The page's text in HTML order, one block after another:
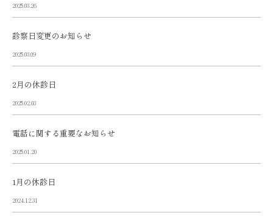
2025.03.26
診察日変更のお知らせ
2025.03.09
2月の休診日
2025.02.03
電話に関する重要なお知らせ
2025.01.20
1月の休診日
2024.12.31